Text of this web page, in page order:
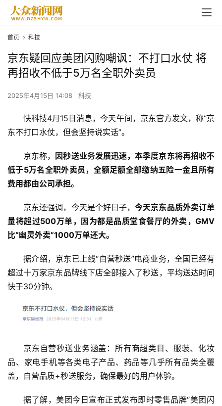
首页 科技
京东疑回应美团闪购嘲讽：不打口水仗 将
再招收不低于5万名全职外卖员
2025年4月15日 14:08 科技
快科技4月15日消息，今天午间，京东官方发文，称“京
东不打口水仗，但会坚持说实话”。
京东称，
因秒送业务发展迅速，本季度京东将再招收不
低于5万名全职外卖员，全额足额全部缴纳五险一金且所有
费用都由公司承担。
京东还强调，今天是个好日子，今天京东品质外卖订单
量将超过500万单，因为都是品质堂食餐厅的外卖，GMV
比“幽灵外卖”1000万单还大。
据介绍，京东已上线“自营秒送”电商业务，全国已经有
超过十万家京东品牌线下店全部接入了秒送，平均送达时间
快于30分钟。
京东自营秒送业务涵盖：所有商超类目、服装、化妆
品、家电手机等各类电子产品、药品等几乎所有品类全覆
盖，自营品质+秒送服务，确保最好的用户体验。
据了解，美团今日宣布正式发布即时零售品牌“美团闪